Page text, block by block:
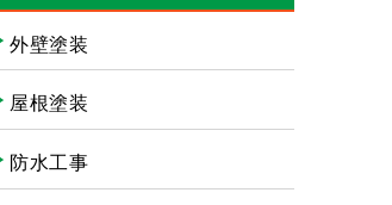
外壁塗装
屋根塗装
防水工事